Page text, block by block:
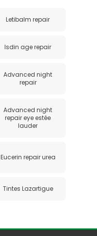
Letibalm repair
Isdin age repair
Advanced night
repair
Advanced night
repair eye estée
lauder
Eucerin repair urea
Tintes Lazartigue